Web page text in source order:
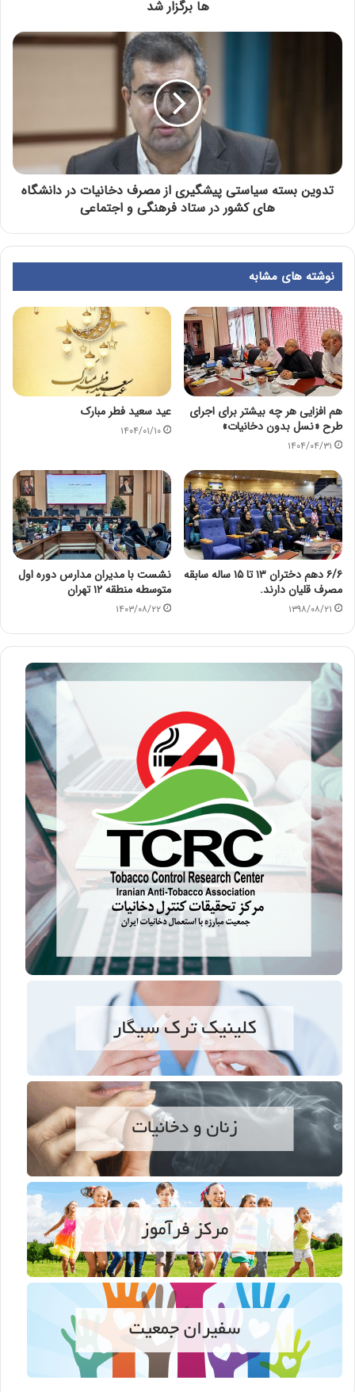
ها برگزار شد
تدوین بسته سیاستی پیشگیری از مصرف دخانیات در دانشگاه
های کشور در ستاد فرهنگی و اجتماعی
نوشته های مشابه
هم افزایی هر چه بیشتر برای اجرای
طرح «نسل بدون دخانیات»
۱۴۰۴/۰۴/۳۱
عید سعید فطر مبارک
۱۴۰۴/۰۱/۱۰
۶/۶ دهم دختران ۱۳ تا ۱۵ ساله سابقه
مصرف قلیان دارند.
۱۳۹۸/۰۸/۲۱
نشست با مدیران مدارس دوره اول
متوسطه منطقه ۱۲ تهران
۱۴۰۳/۰۸/۲۲